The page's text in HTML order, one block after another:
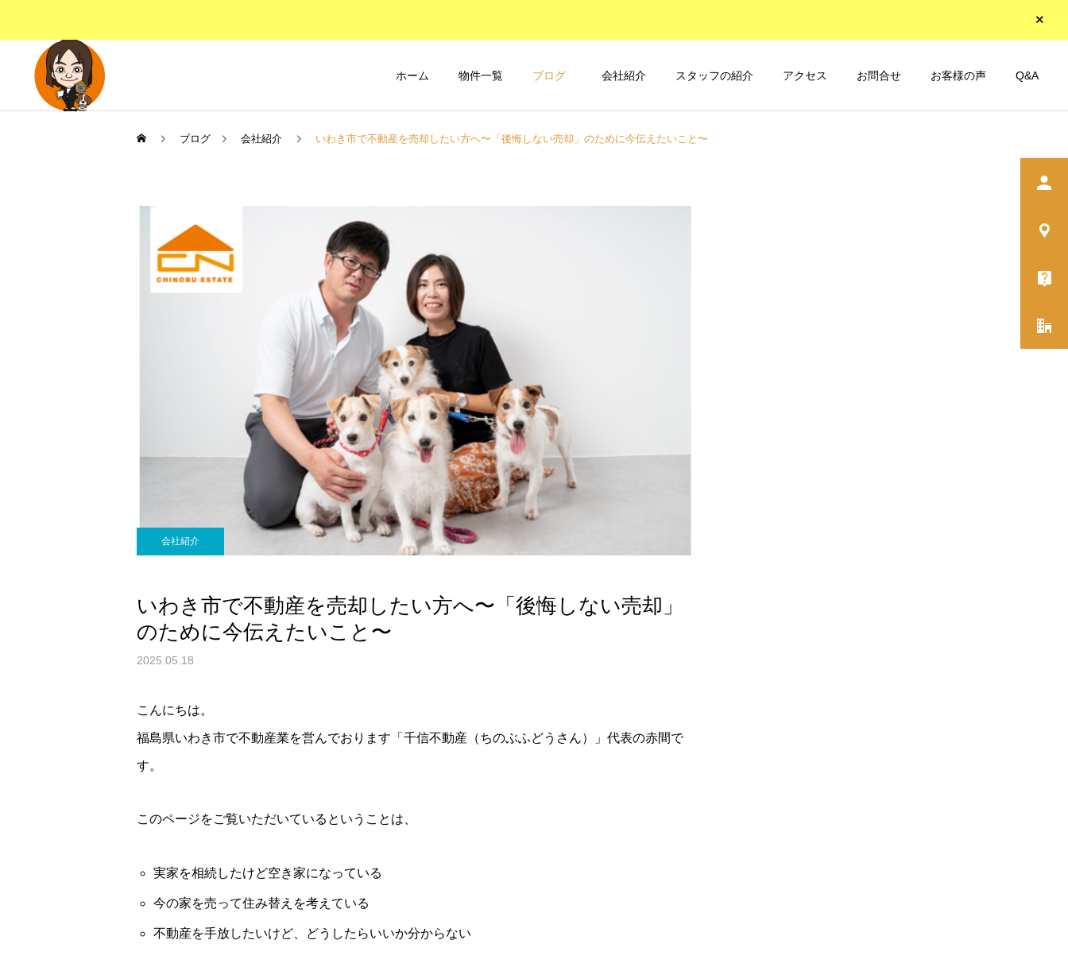
ホーム 物件一覧 ブログ 会社紹介 スタッフの紹介 アクセス お問合せ お客様の声 Q&A
ブログ 会社紹介 いわき市で不動産を売却したい方へ〜「後悔しない売却」のために今伝えたいこと〜
会社紹介
いわき市で不動産を売却したい方へ〜「後悔しない売却」
のために今伝えたいこと〜
2025.05.18
こんにちは。
福島県いわき市で不動産業を営んでおります「千信不動産（ちのぶふどうさん）」代表の赤間で
す。
このページをご覧いただいているということは、
実家を相続したけど空き家になっている
今の家を売って住み替えを考えている
不動産を手放したいけど、どうしたらいいか分からない